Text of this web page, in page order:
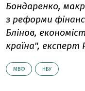
Бондаренко,
з реформи
Блінов,
країна", експерт
МВФ НБУ